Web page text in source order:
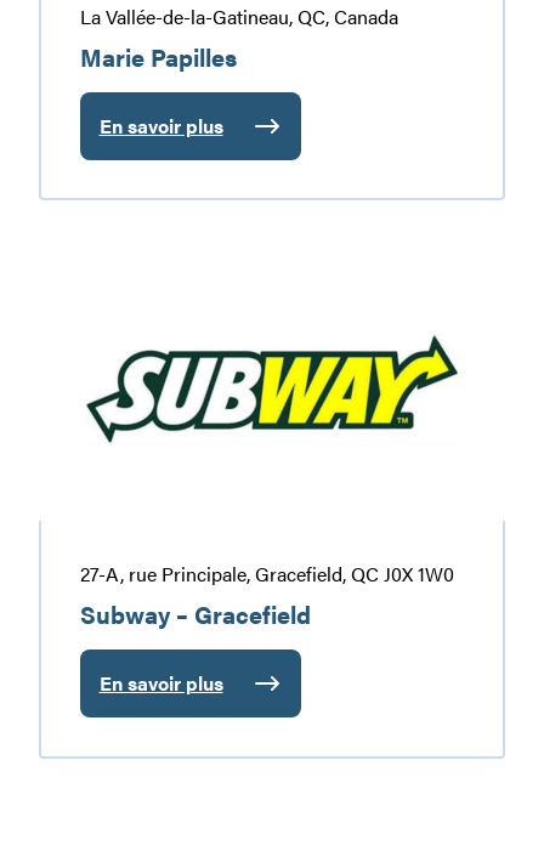
La Vallée-de-la-Gatineau, QC, Canada
Marie Papilles
En savoir plus
:
Marie
Papilles
27-A, rue Principale, Gracefield, QC J0X 1W0
Subway – Gracefield
En savoir plus
:
Subway
–